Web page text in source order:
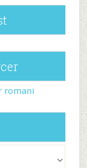
romani